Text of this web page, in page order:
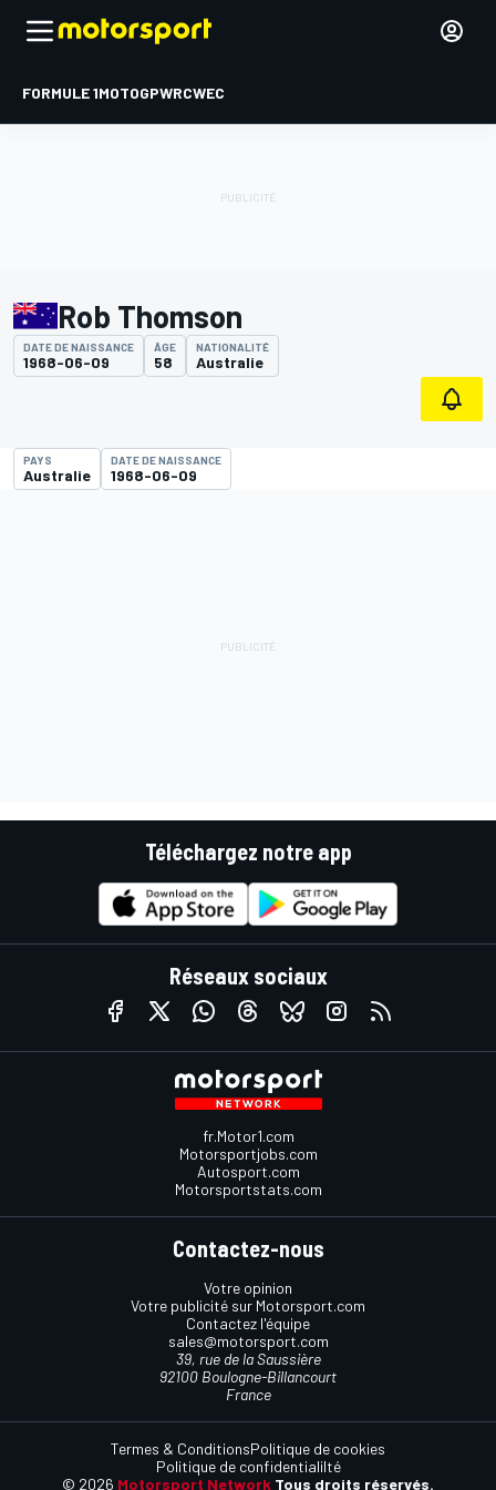
FORMULE 1MOTOGPWRCWEC
Rob Thomson
DATE DE NAISSANCE
1968-06-09
ÂGE
58
NATIONALITÉ
Australie
PAYS
Australie
DATE DE NAISSANCE
1968-06-09
Téléchargez notre app
Réseaux sociaux
fr.Motor1.com
Motorsportjobs.com
Autosport.com
Motorsportstats.com
Contactez-nous
Votre opinion
Votre publicité sur Motorsport.com
Contactez l'équipe
sales@motorsport.com
39, rue de la Saussière
92100 Boulogne-Billancourt
France
© 2026 Motorsport Network Tous droits réservés.
Termes & ConditionsPolitique de cookies
Politique de confidentialilté